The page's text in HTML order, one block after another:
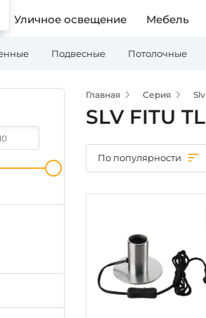
Уличное освещение Мебель
Подвесные Потолочные
Главная Серия Slv
SLV FITU TL
По популярности